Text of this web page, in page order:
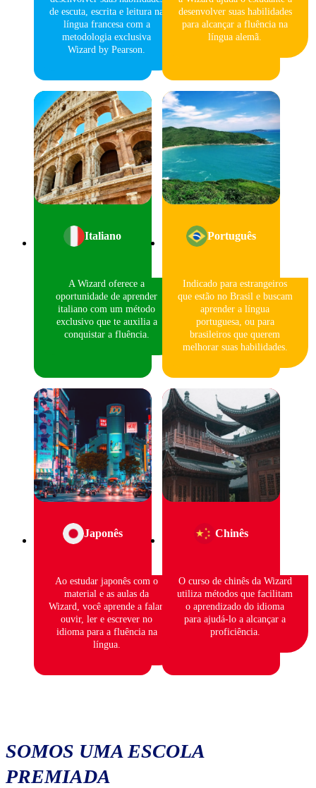
de escuta, escrita e leitura na
língua francesa com a
metodologia exclusiva
Wizard by Pearson.
desenvolver suas habilidades
para alcançar a fluência na
língua alemã.
Italiano
A Wizard oferece a
oportunidade de aprender
italiano com um método
exclusivo que te auxilia a
conquistar a fluência.
Português
Indicado para estrangeiros
que estão no Brasil e buscam
aprender a língua
portuguesa, ou para
brasileiros que querem
melhorar suas habilidades.
Japonês
Ao estudar japonês com o
material e as aulas da
Wizard, você aprende a falar,
ouvir, ler e escrever no
idioma para a fluência na
língua.
Chinês
O curso de chinês da Wizard
utiliza métodos que facilitam
o aprendizado do idioma
para ajudá-lo a alcançar a
proficiência.
SOMOS UMA ESCOLA
PREMIADA